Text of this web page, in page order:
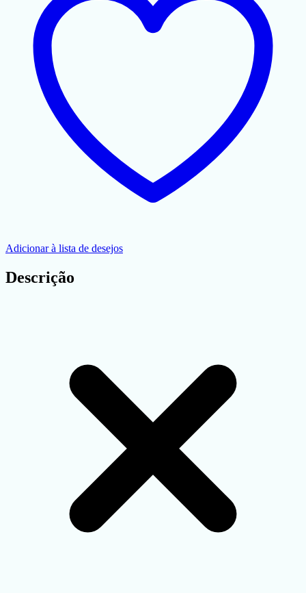
Adicionar à lista de desejos
Descrição